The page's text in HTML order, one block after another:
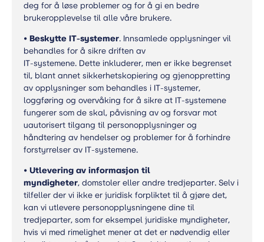
deg for å løse problemer og for å gi en bedre
brukeropplevelse til alle våre brukere.
• Beskytte IT-systemer. Innsamlede opplysninger vil
behandles for å sikre driften av
IT-systemene. Dette inkluderer, men er ikke begrenset
til, blant annet sikkerhetskopiering og gjenoppretting
av opplysninger som behandles i IT-systemer,
loggføring og overvåking for å sikre at IT-systemene
fungerer som de skal, påvisning av og forsvar mot
uautorisert tilgang til personopplysninger og
håndtering av hendelser og problemer for å forhindre
forstyrrelser av IT-systemene.
• Utlevering av informasjon til
myndigheter, domstoler eller andre tredjeparter. Selv i
tilfeller der vi ikke er juridisk forpliktet til å gjøre det,
kan vi utlevere personopplysningene dine til
tredjeparter, som for eksempel juridiske myndigheter,
hvis vi med rimelighet mener at det er nødvendig eller